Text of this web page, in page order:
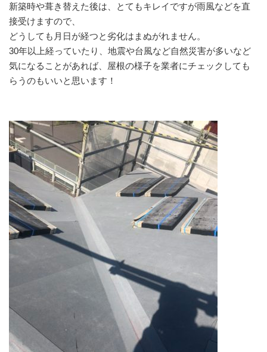
新築時や葺き替えた後は、とてもキレイですが雨風などを直
接受けますので、
どうしても月日が経つと劣化はまぬがれません。
30年以上経っていたり、地震や台風など自然災害が多いなど
気になることがあれば、屋根の様子を業者にチェックしても
らうのもいいと思います！